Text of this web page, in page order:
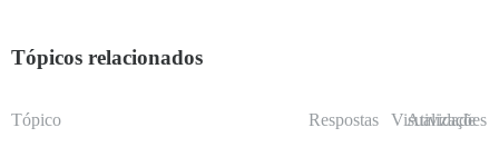
Tópicos relacionados
Tópico Respostas Visualizações
Atividade